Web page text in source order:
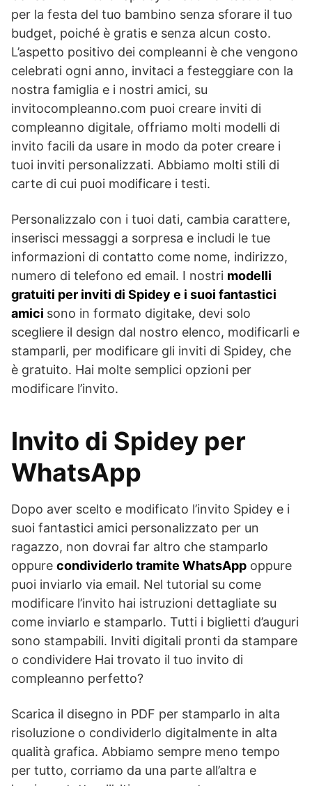
per la festa del tuo bambino senza sforare il tuo
budget, poiché è gratis e senza alcun costo.
L’aspetto positivo dei compleanni è che vengono
celebrati ogni anno, invitaci a festeggiare con la
nostra famiglia e i nostri amici, su
invitocompleanno.com puoi creare inviti di
compleanno digitale, offriamo molti modelli di
invito facili da usare in modo da poter creare i
tuoi inviti personalizzati. Abbiamo molti stili di
carte di cui puoi modificare i testi.
Personalizzalo con i tuoi dati, cambia carattere,
inserisci messaggi a sorpresa e includi le tue
informazioni di contatto come nome, indirizzo,
numero di telefono ed email. I nostri modelli
gratuiti per inviti di Spidey e i suoi fantastici
amici sono in formato digitake, devi solo
scegliere il design dal nostro elenco, modificarli e
stamparli, per modificare gli inviti di Spidey, che
è gratuito. Hai molte semplici opzioni per
modificare l’invito.
Invito di Spidey per
WhatsApp
Dopo aver scelto e modificato l’invito Spidey e i
suoi fantastici amici personalizzato per un
ragazzo, non dovrai far altro che stamparlo
oppure condividerlo tramite WhatsApp oppure
puoi inviarlo via email. Nel tutorial su come
modificare l’invito hai istruzioni dettagliate su
come inviarlo e stamparlo. Tutti i biglietti d’auguri
sono stampabili. Inviti digitali pronti da stampare
o condividere Hai trovato il tuo invito di
compleanno perfetto?
Scarica il disegno in PDF per stamparlo in alta
risoluzione o condividerlo digitalmente in alta
qualità grafica. Abbiamo sempre meno tempo
per tutto, corriamo da una parte all’altra e